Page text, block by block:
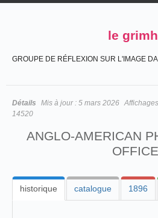
le grimh
GROUPE DE RÉFLEXION SUR L'IMAGE
Détails Mis à jour : 5 mars 2026
14520
ANGLO-AMERICAN
OFFICE
historique catalogue 1896